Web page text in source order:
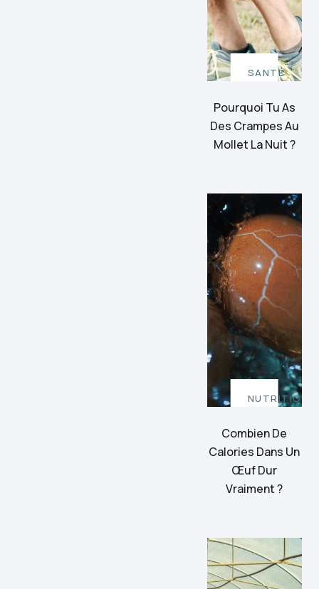
SANTÉ
Pourquoi Tu As
Des Crampes Au
Mollet La Nuit ?
NUTRITION
Combien De
Calories Dans Un
Œuf Dur
Vraiment ?